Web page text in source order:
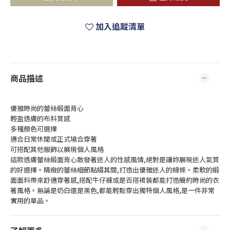
加入追蹤清單
商品描述
優雅時尚的蕾絲緞面背心
輕盈透膚的布料質感
多種顏色可選擇
適合日常休閒或正式場合穿著
可搭配其他服飾以展現個人風格
這款透膚蕾絲緞面背心散發著迷人的性感風情,絕對是讓妳展現迷人氣質
的好選擇。精緻的蕾絲細節點綴其間,打造出優雅迷人的線條。柔軟的緞
面面料帶來舒適穿著感,搭配牛仔褲或是百搭裙裝都能打造簡約時尚的衣
著風格。無論是奶白還是黑色,都能輕鬆穿出獨特個人風格,是一件非常
實用的單品。